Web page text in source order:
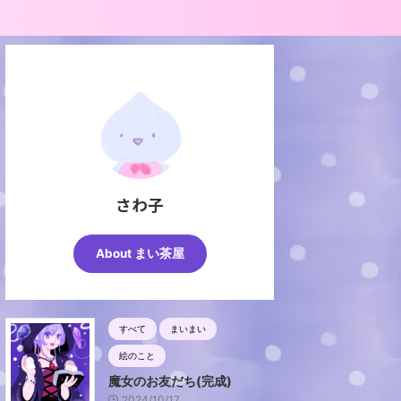
さわ子
About まい茶屋
すべて まいまい
絵のこと
魔女のお友だち(完成)